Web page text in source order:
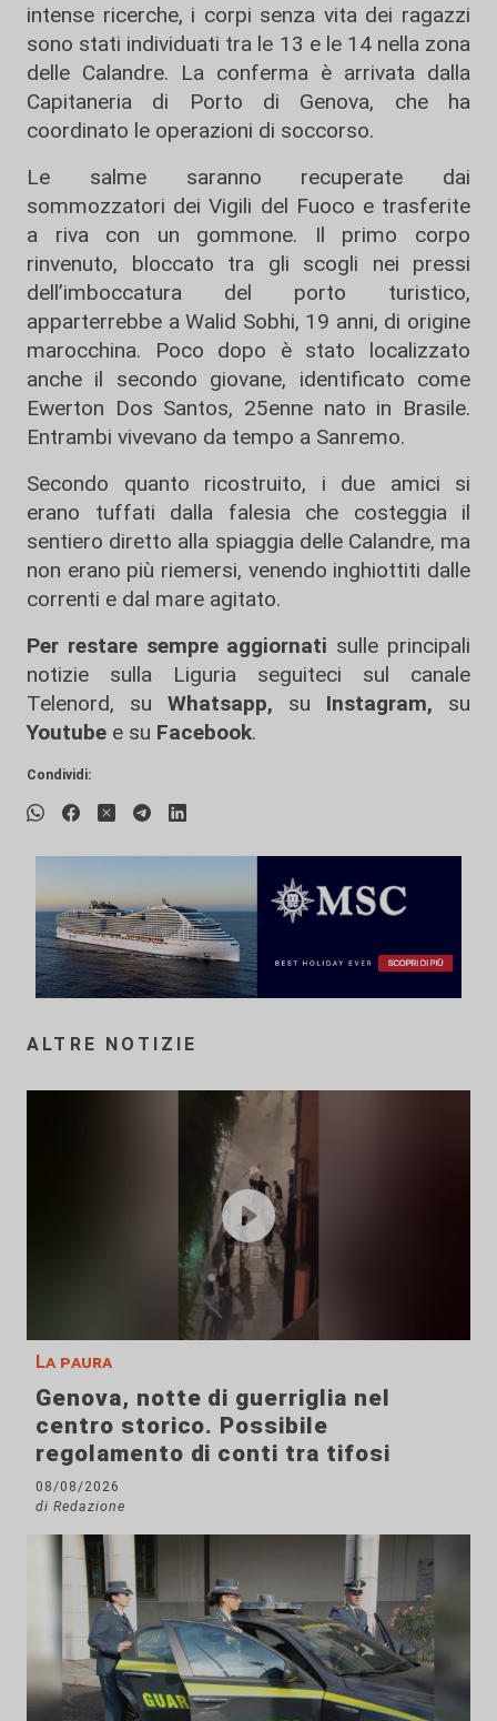
intense ricerche, i corpi senza vita dei ragazzi
sono stati individuati tra le 13 e le 14 nella zona
delle Calandre. La conferma è arrivata dalla
Capitaneria di Porto di Genova, che ha
coordinato le operazioni di soccorso.
Le salme saranno recuperate dai
sommozzatori dei Vigili del Fuoco e trasferite
a riva con un gommone. Il primo corpo
rinvenuto, bloccato tra gli scogli nei pressi
dell’imboccatura del porto turistico,
apparterrebbe a Walid Sobhi, 19 anni, di origine
marocchina. Poco dopo è stato localizzato
anche il secondo giovane, identificato come
Ewerton Dos Santos, 25enne nato in Brasile.
Entrambi vivevano da tempo a Sanremo.
Secondo quanto ricostruito, i due amici si
erano tuffati dalla falesia che costeggia il
sentiero diretto alla spiaggia delle Calandre, ma
non erano più riemersi, venendo inghiottiti dalle
correnti e dal mare agitato.
Per restare sempre aggiornati sulle principali
notizie sulla Liguria seguiteci sul canale
Telenord, su
Whatsapp, su Instagram, su
Youtube e su Facebook.
Condividi:
ALTRE NOTIZIE
La paura
Genova, notte di guerriglia nel
centro storico. Possibile
regolamento di conti tra tifosi
08/08/2026
di Redazione